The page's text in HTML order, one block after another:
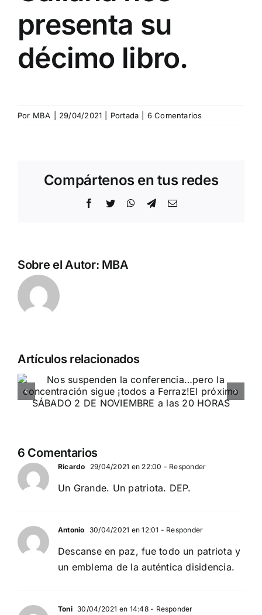
presenta su
décimo libro.
Por MBA 29/04/2021 Portada 6 Comentarios
Compártenos en tus redes
Facebook
Twitter WhatsApp
TelegramCorreo
Sobre el Autor: MBA
Artículos relacionados
Acto en Barcelona: España y
Serbia contra el separatismo
globalista
6 Comentarios
Ricardo 29/04/2021 en 22:00 - Responder
Un Grande. Un patriota. DEP.
Antonio 30/04/2021 en 12:01 - Responder
Descanse en paz, fue todo un patriota y
un emblema de la auténtica disidencia.
Toni 30/04/2021 en 14:48- Responder